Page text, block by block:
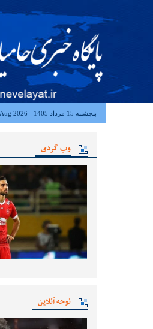
پنجشنبه 15 مرداد 1405 - Thu 06 Aug 2026
وب گردی
نوحه آنلاین